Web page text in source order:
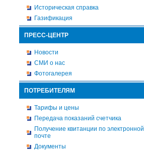
Историческая справка
Газификация
ПРЕСС-ЦЕНТР
Новости
СМИ о нас
Фотогалерея
ПОТРЕБИТЕЛЯМ
Тарифы и цены
Передача показаний счетчика
Получение квитанции по электронной
почте
Документы